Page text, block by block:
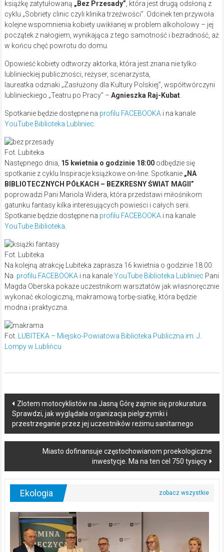
książkę zatytułowaną „Bez Przesady” , która jest drugą odsłoną z
cyklu „Sobriety clinic czyli klinika trzeźwości”. Odcinek ten przywoła
kolejne wspomnienia kobiety uwikłanej w problem alkoholowy – jej
początek z nałogiem, wynikająca z tego samotność i bezradność, aż
w końcu chęć powrotu do domu.
Opowieść kobiety odtworzy aktorka, która jest znana nie tylko
lublinieckiej publiczności, reżyser, scenarzysta,
laureatka odznaki „Zasłużony dla Kultury Polskiej”, współtwórczyni
lublinieckiego „Teatru po Pracy” – Agnieszka Raj-Kubat.
Spotkanie będzie dostępne na profilu FACEBOOKA i na kanale
YouTube Biblioteka Lubliniec
Fot. Lubiteka
Następnego dnia, 15 kwietnia o godzinie 18:00 odbędzie się
spotkanie z cyklu Inspiracje książkowe on-line. Spotkanie„NA
BIBLIOTECZNYCH PÓŁKACH – BEZKRESNY ŚWIAT MAGII”
poprowadzi Pani Mariola Widera, która przedstawi miłośnikom
gatunku fantasy kilka interesujących powieści i całych serii.
Spotkanie będzie dostępne na profilu FACEBOOKA i na kanale
YouTube Biblioteka
Fot. Lubiteka
Na kolejną atrakcję Lubiteka zaprasza 16 kwietnia o godzinie 18:00.
Na profilu FACEBOOKA i na kanaleYouTube Biblioteka Lubliniec Pani
Magda Oberska pokaże uczestnikom warsztatów jak własnoręcznie
wykonać ekologiczną, makramową torbę-siatkę, która będzie
modna i praktyczna.
Fot.
LUBITEKA – Miejsko-Powiatowa Biblioteka Publiczna im. J.
Lompy w Lublińcu
Post
navigation
Zlotem motocyklistów na Jasną Górę zajmie się prokuratura.
Sprawdzi, jak wyglądała organizacja pielgrzymki i
przestrzeganie przez jej uczestników reżimu sanitarnego
Miasto dofinansuje częstochowianom proekologiczne
inwestycje. Ma na ten cel 750 tysięcy
Ekologia